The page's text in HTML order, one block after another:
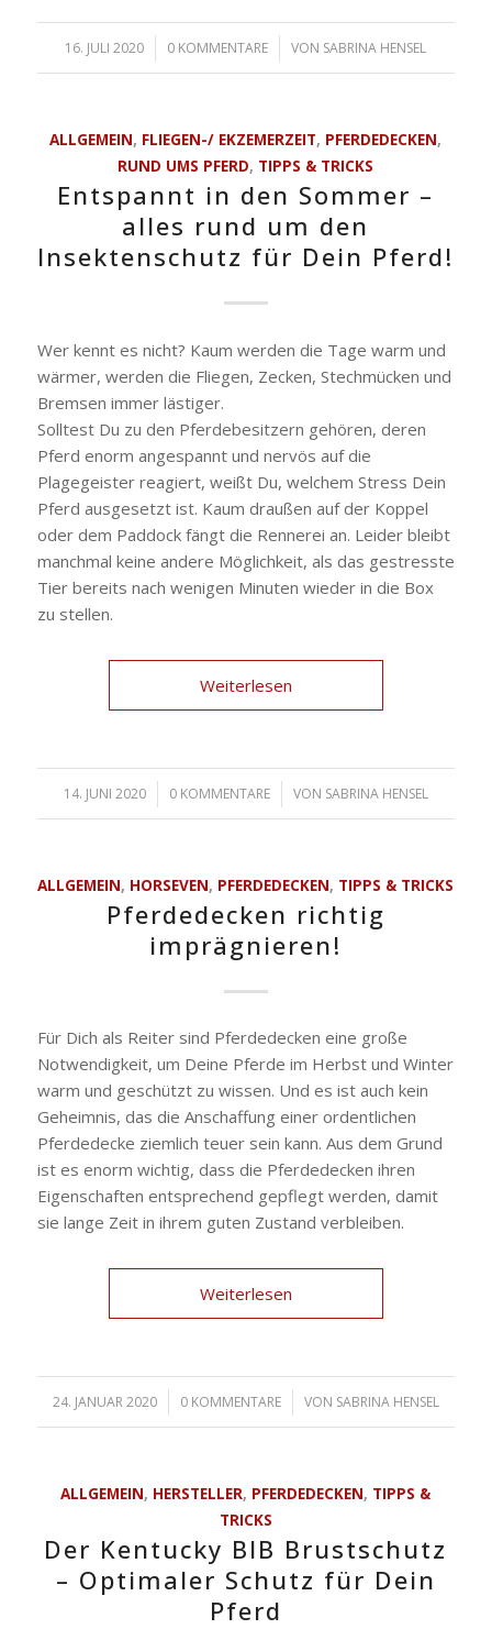
16. JULI 2020
/ 0 KOMMENTARE
/ VON SABRINA HENSEL
ALLGEMEIN, FLIEGEN-/ EKZEMERZEIT, PFERDEDECKEN,
RUND UMS PFERD, TIPPS & TRICKS
Entspannt in den Sommer –
alles rund um den
Insektenschutz für Dein Pferd!
Wer kennt es nicht? Kaum werden die Tage warm und
wärmer, werden die Fliegen, Zecken, Stechmücken und
Bremsen immer lästiger.
Solltest Du zu den Pferdebesitzern gehören, deren
Pferd enorm angespannt und nervös auf die
Plagegeister reagiert, weißt Du, welchem Stress Dein
Pferd ausgesetzt ist. Kaum draußen auf der Koppel
oder dem Paddock fängt die Rennerei an. Leider bleibt
manchmal keine andere Möglichkeit, als das gestresste
Tier bereits nach wenigen Minuten wieder in die Box
zu stellen.
Weiterlesen
14. JUNI 2020
/ 0 KOMMENTARE
/ VON SABRINA HENSEL
ALLGEMEIN, HORSEVEN, PFERDEDECKEN, TIPPS & TRICKS
Pferdedecken richtig
imprägnieren!
Für Dich als Reiter sind Pferdedecken eine große
Notwendigkeit, um Deine Pferde im Herbst und Winter
warm und geschützt zu wissen. Und es ist auch kein
Geheimnis, das die Anschaffung einer ordentlichen
Pferdedecke ziemlich teuer sein kann. Aus dem Grund
ist es enorm wichtig, dass die Pferdedecken ihren
Eigenschaften entsprechend gepflegt werden, damit
sie lange Zeit in ihrem guten Zustand verbleiben.
Weiterlesen
24. JANUAR 2020
/ 0 KOMMENTARE
/ VON SABRINA HENSEL
ALLGEMEIN, HERSTELLER, PFERDEDECKEN, TIPPS &
TRICKS
Der Kentucky BIB Brustschutz
– Optimaler Schutz für Dein
Pferd